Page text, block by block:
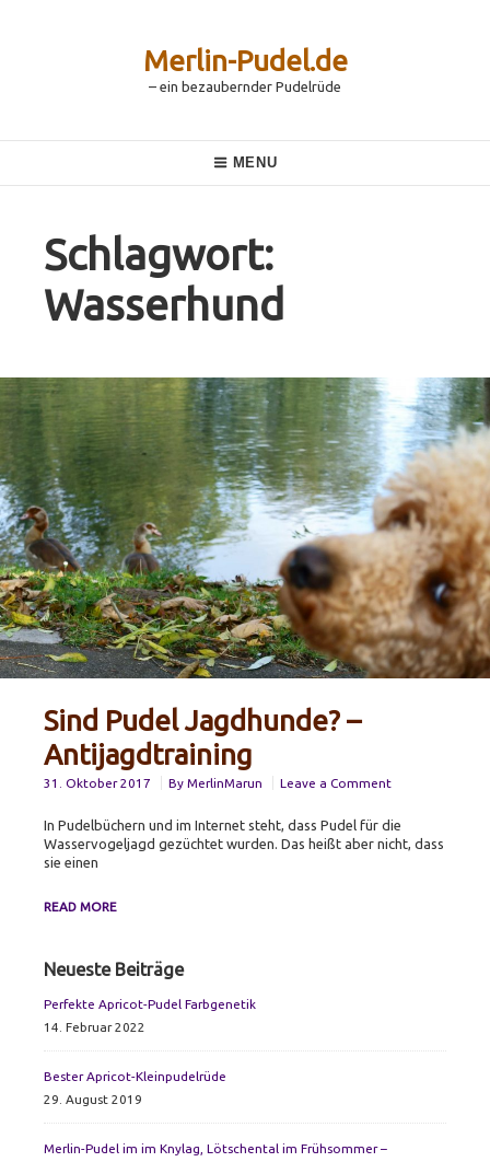
Merlin-Pudel.de
– ein bezaubernder Pudelrüde
Navigation
MENU
Schlagwort:
Wasserhund
Sind Pudel Jagdhunde? –
Antijagdtraining
31. Oktober 2017 By MerlinMarun Leave a Commenton
Jagdhunde?
–
In Pudelbüchern und im Internet steht, dass Pudel für die
Wasservogeljagd gezüchtet wurden. Das heißt aber nicht, dass
sie einen
READ MORESIND
ANTIJAGDTRAINING
Primary
Sidebar
Neueste Beiträge
Perfekte Apricot-Pudel Farbgenetik
14. Februar 2022
Bester Apricot-Kleinpudelrüde
29. August 2019
Merlin-Pudel im im Knylag, Lötschental im Frühsommer –